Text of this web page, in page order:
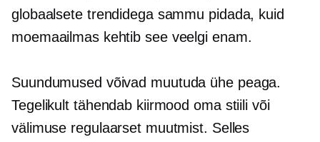
globaalsete trendidega sammu pidada, kuid
moemaailmas kehtib see veelgi enam.
Suundumused võivad muutuda ühe peaga.
Tegelikult tähendab kiirmood oma stiili või
välimuse regulaarset muutmist. Selles